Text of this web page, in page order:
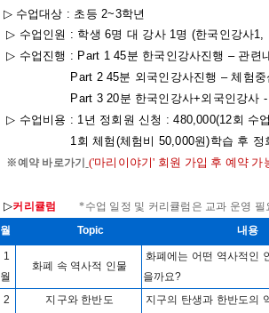
▷ 수업대상 : 초등 2~3학년
▷ 수업인원 : 학생 6명 대 강사1명 (한국인강사1,
▷ 수업진행 : Part 1 45분 한국인강사진행 – 관련
Part 2 45분 외국인강사진행 –체험중
Part 3 20분 한국인강사+외국인강사
▷ 수업비용 : 1년 정회원 신청 : 480,000(12회 수업
1회 체험 (체험비 50,000원)학습 후 정
※예약 바로가기 ('마리이야기' 회원 가입 후 예약 가
▷커리큘럼 *수업 일정 및 커리큘럼은 교과 운영 필
월
Topic 내용
1
월
화폐 속 역사적 인물
화폐에는 어떤 역사적인
을까요?
2
지구와 한반도
지구의 탄생과 한반도의